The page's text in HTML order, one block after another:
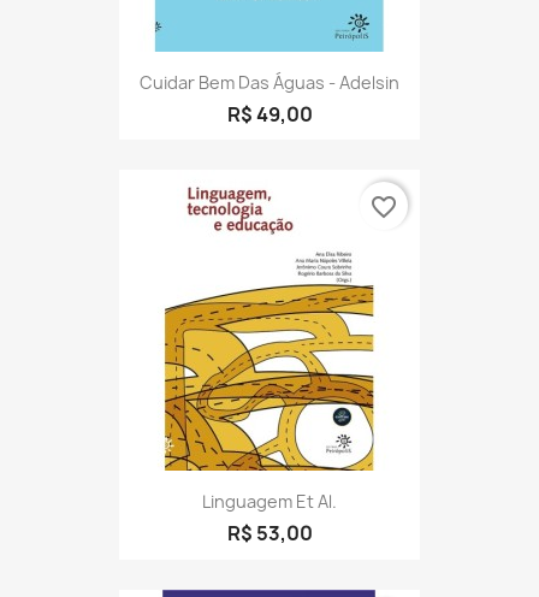
Cuidar Bem Das Águas - Adelsin
R$ 49,00
Linguagem Et Al.
R$ 53,00
favorite_border